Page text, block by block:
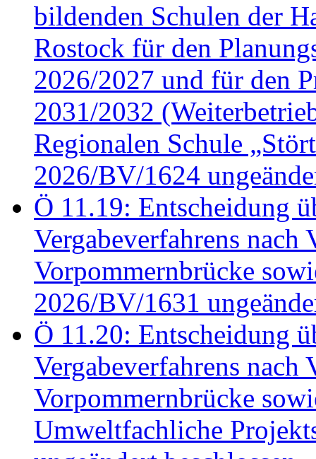
bildenden Schulen der
Rostock für den
2026/2027 und für den
2031/2032
Regionalen Schule
2026/BV/1624
Ö 11.19: Entscheidung
Vergabeverfahrens
Vorpommernbrücke
2026/BV/1631
Ö 11.20: Entscheidung
Vergabeverfahrens
Vorpommernbrücke
Umweltfachliche